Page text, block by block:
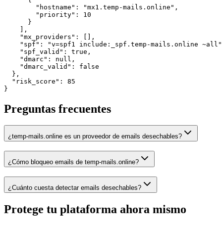
        "hostname": "mx1.temp-mails.online",
        "priority": 10
      }
    ],
    "mx_providers": [],
"spf": "v=spf1 include:_spf.temp-mails.online
    "spf_valid": true,
    "dmarc": null,
    "dmarc_valid": false
  },
  "risk_score": 85
}
Preguntas frecuentes
¿temp-mails.online es un proveedor de emails desechables?
¿Cómo bloqueo emails de temp-mails.online?
¿Cuánto cuesta detectar emails desechables?
Protege tu plataforma ahora mismo